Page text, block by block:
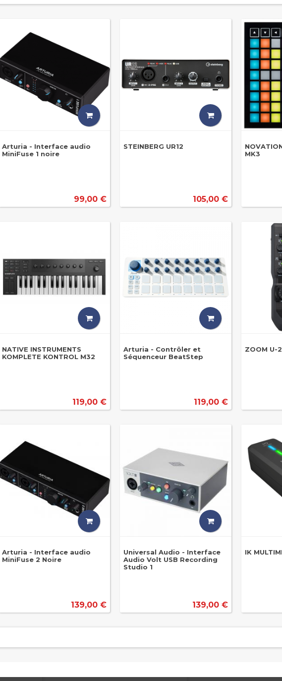
Arturia - Interface audio
MiniFuse 1 noire
99,00 €
STEINBERG UR12
105,00 €
MK3
NATIVE INSTRUMENTS
KOMPLETE KONTROL M32
119,00 €
Arturia - Contrôler et
Séquenceur BeatStep
119,00 €
ZOOM U-
Arturia - Interface audio
MiniFuse 2 Noire
139,00 €
Universal Audio - Interface
Audio Volt USB Recording
Studio 1
139,00 €
IK